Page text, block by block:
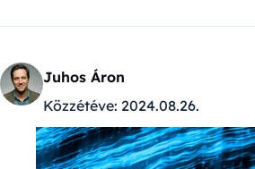
Juhos Áron
Közzétéve: 2024.08.26.